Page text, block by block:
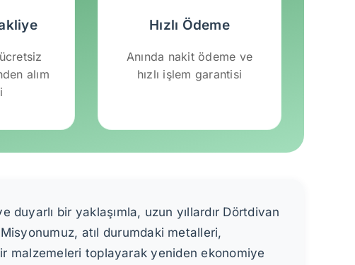
alım
Hızlı Ödeme
Anında nakit ödeme ve
hızlı işlem garantisi
bir yaklaşımla, uzun yıllardır Dörtdivan
atıl durumdaki metalleri,
malzemeleri toplayarak yeniden ekonomiye